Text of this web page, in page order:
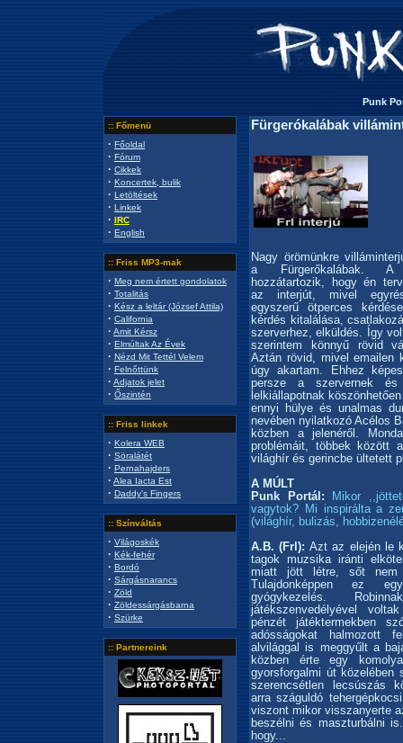
Punk
:: Főmenü
· Főoldal
· Fórum
· Cikkek
· Koncertek, bulik
· Letöltések
· Linkek
· IRC
· English
:: Friss MP3-mak
· Meg nem értett gondolatok
· Totalitás
· Kész a leltár (József Attila)
· California
· Amit Kérsz
· Elmúltak Az Évek
· Nézd Mit Tettél Velem
· Felnőttünk
· Adjatok jelet
· Őszintén
:: Friss linkek
· Kolera WEB
· Söralátét
· Pernahajders
· Alea Iacta Est
· Daddy's Fingers
:: Színváltás
· Világoskék
· Kék-fehér
· Bordó
· Sárgásnarancs
· Zöld
· Zöldessárgásbarna
· Szürke
:: Partnereink
Fürgerókalábak
Nagy örömünkre
a Fürgerőkalábak. A
hozzátartozik, hogy én
az interjút, mivel
egyszerű ötperces
kérdés kitalálása,
szerverhez, elküldés. Így
szerintem könnyű rövid
Aztán rövid, mivel emailen
úgy akartam. Ehhez
persze a szervernek és
lelkiállapotnak
ennyi hülye és unalmas
nevében nyilatkozó Acélos
közben a jelenéről.
problémáit, többek között
világhír és gerincbe ültetett
A MÚLT
Punk Portál:
Mikor
vagytok? Mi inspirálta a
(világhír, bulizás,
A.B. (Frl): Azt az elején le
tagok muzsika iránti
miatt jött létre, sőt
Tulajdonképpen ez
gyógykezelés.
játékszenvedélyével
pénzét játéktermekben
adósságokat halmozott
alvilággal is meggyűlt a
közben érte egy
gyorsforgalmi út közelében
szerencsétlen lecsúszás
arra száguldó
viszont mikor visszanyerte
beszélni és maszturbálni
hogy...